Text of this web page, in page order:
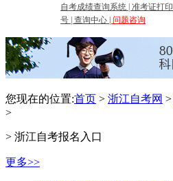
自考成绩查询系统 准考证打印
号 查询中心 问题咨询
您现在的位置:首页 > 浙江自考网 >
>
> 浙江自考报名入口
更多>>